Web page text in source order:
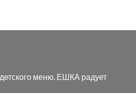
детского меню. ЕШКА радует